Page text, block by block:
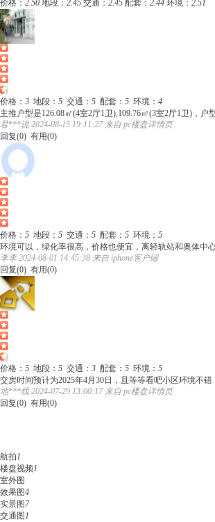
价格： 2.50 地段： 2.45 交通： 2.45 配套： 2.44 环境： 2.51
价格： 3 地段： 5 交通： 5 配套： 5 环境： 4
主推户型是126.08㎡(4室2厅1卫),109.76㎡(3室2厅1卫)，
君***说 2024-08-15 19:11:27 来自 pc楼盘详情页
回复(0) 有用(0)
价格： 5 地段： 5 交通： 5 配套： 5 环境： 5
环境可以，绿化率很高，价格也便宜，离轻轨站和奥体中
李李 2024-08-01 14:45:38 来自 iphone客户端
回复(0) 有用(0)
价格： 5 地段： 5 交通： 3 配套： 5 环境： 5
交房时间预计为2025年4月30日，且等等看吧小区环境不
地***线 2024-07-29 13:00:17 来自 pc楼盘详情页
回复(0) 有用(0)
航拍1
楼盘视频1
室外图
效果图4
实景图 7
交通图1